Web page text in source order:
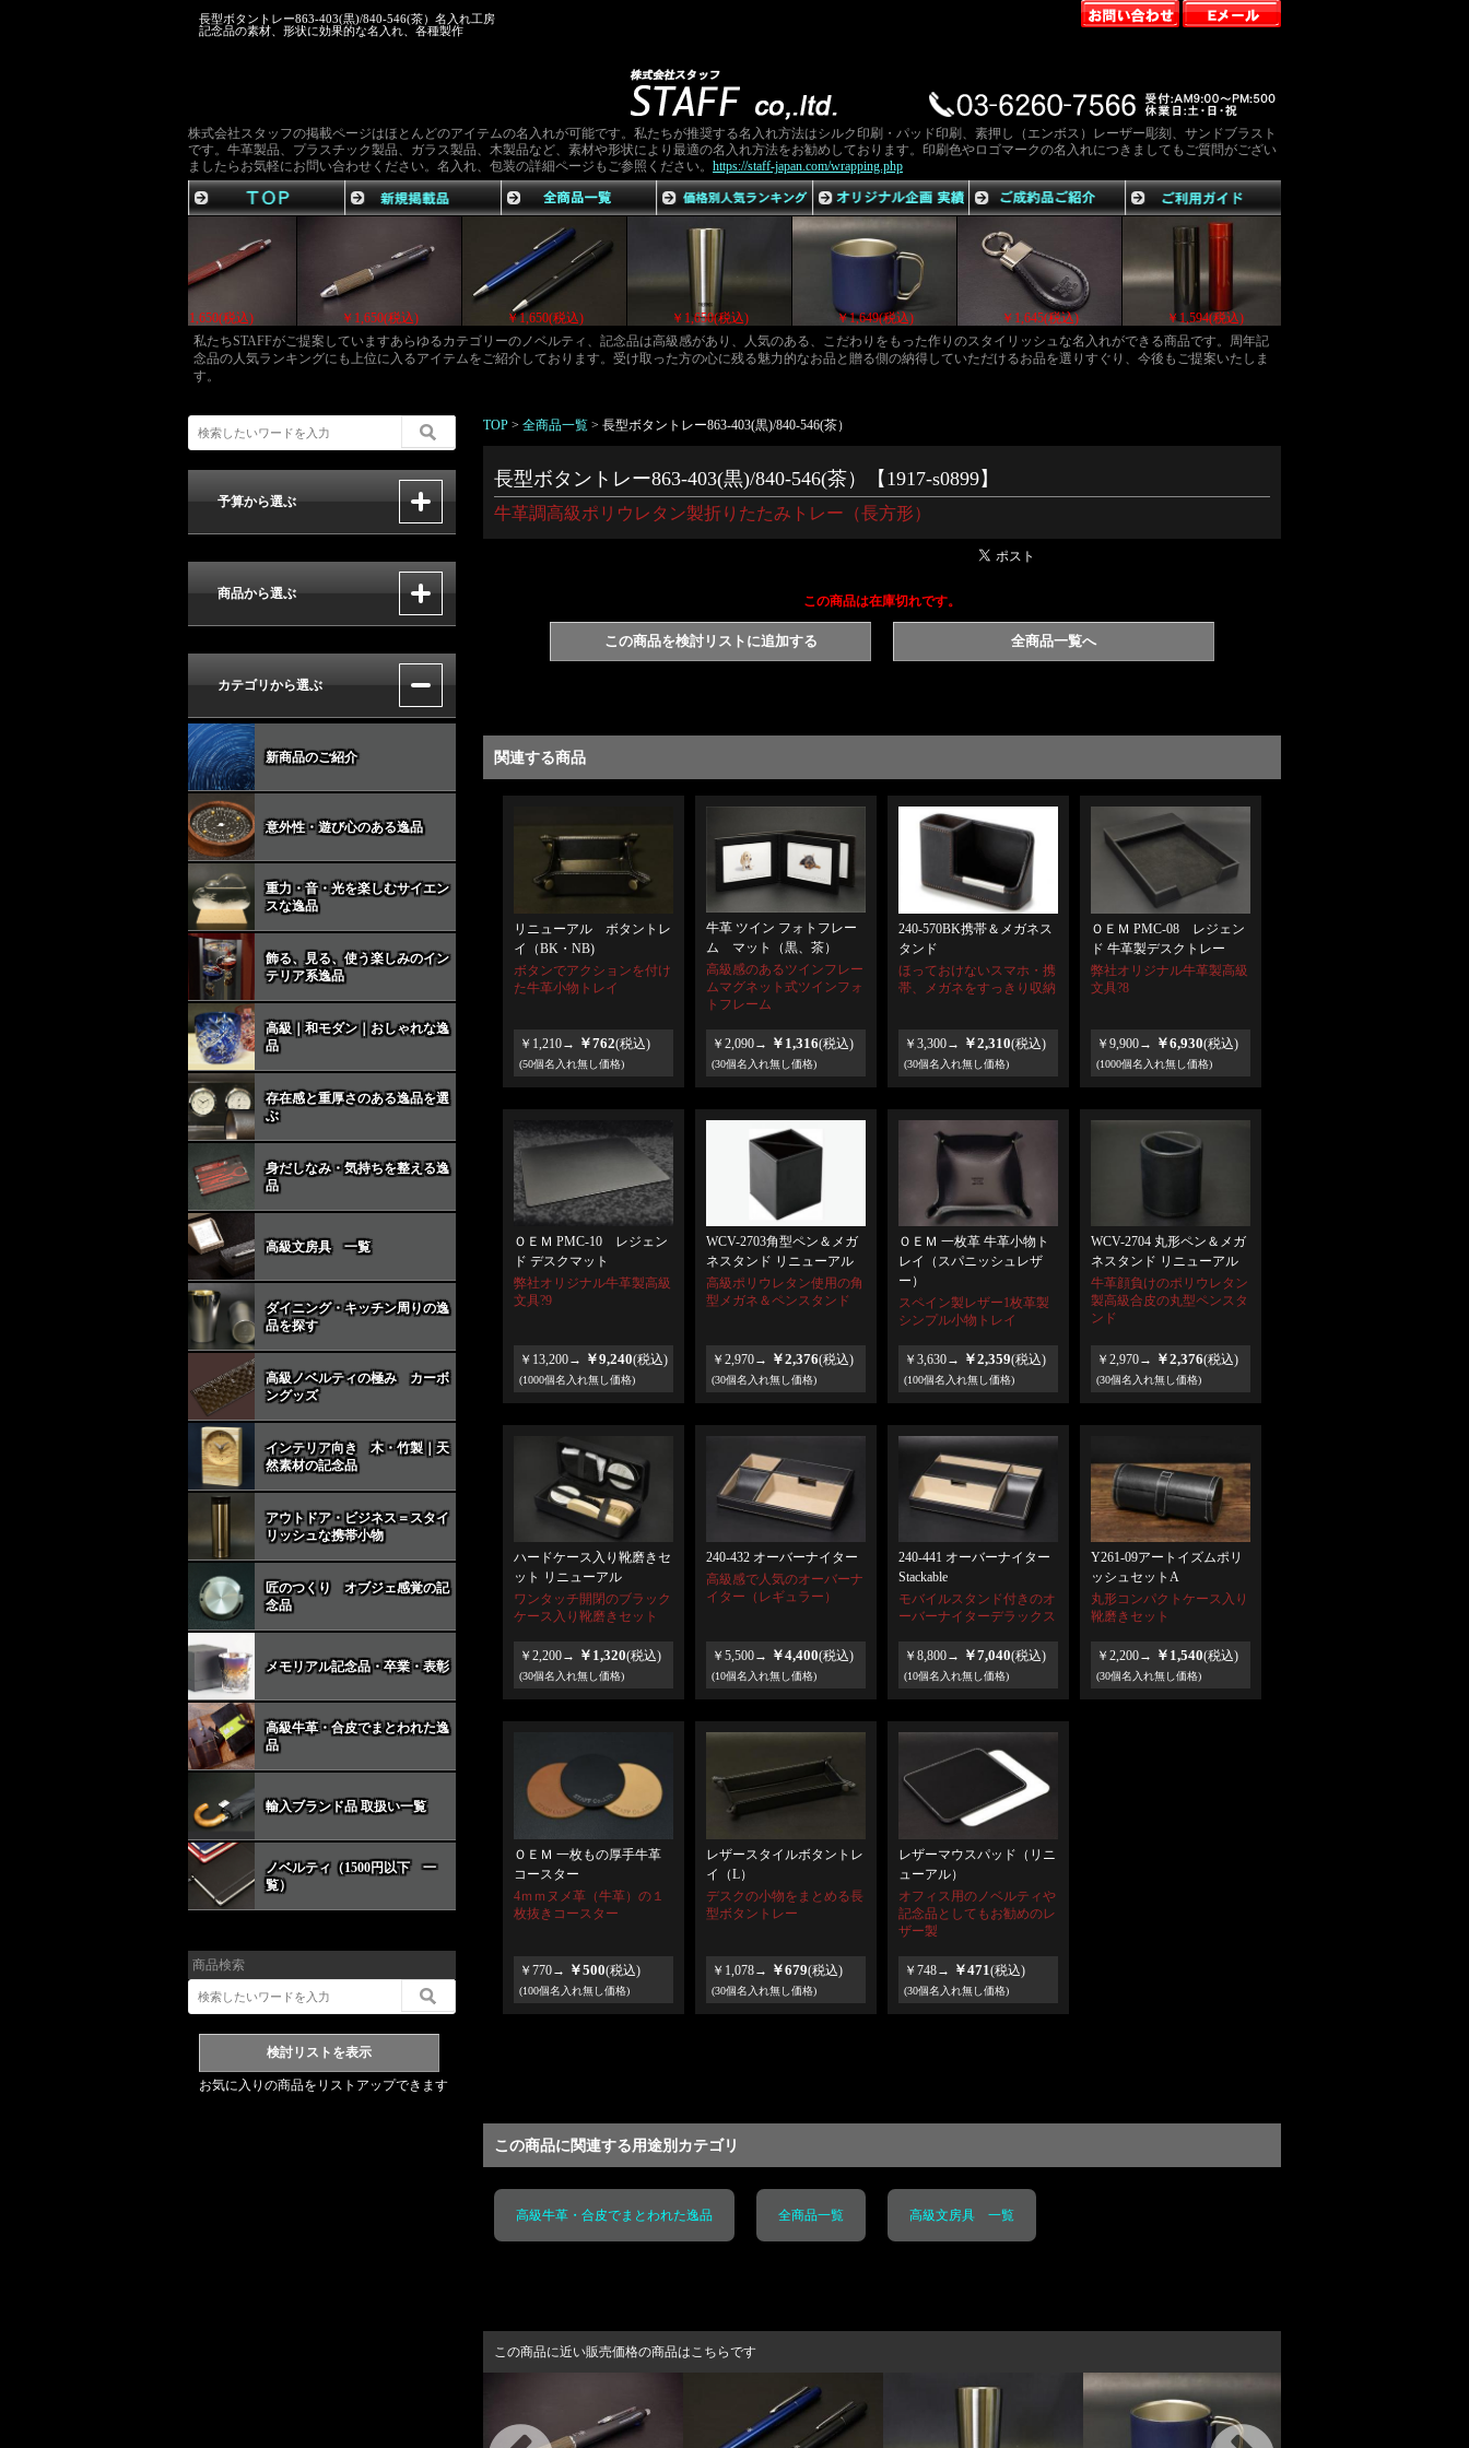
長型ボタントレー863-403(黒)/840-546(茶）名入れ工房
記念品の素材、形状に効果的な名入れ、各種製作
株式会社スタッフの掲載ページはほとんどのアイテムの名入れが可能です。私たちが推奨する名入れ方法はシルク印刷・パッド印刷、素押し（エンボス）レーザー彫刻、サンドブラスト
です。牛革製品、プラスチック製品、ガラス製品、木製品など、素材や形状により最適の名入れ方法をお勧めしております。印刷色やロゴマークの名入れにつきましてもご質問がござい
ましたらお気軽にお問い合わせください。名入れ、包装の詳細ページもご参照ください。 https://staff-japan.com/wrapping.php
￥1,672(税込) ￥1,650(税込) ￥1,650(税込) ￥1,650(税込) ￥1,650(税込) ￥1,649(税込) ￥1,645(税込)
私たちSTAFFがご提案していますあらゆるカテゴリーのノベルティ、記念品は高級感があり、人気のある、こだわりをもった作りのスタイリッシュな名入れができる商品です。周年記
念品の人気ランキングにも上位に入るアイテムをご紹介しております。受け取った方の心に残る魅力的なお品と贈る側の納得していただけるお品を選りすぐり、今後もご提案いたしま
す。
TOP > 全商品一覧 > 長型ボタントレー863-403(黒)/840-546(茶）
長型ボタントレー863-403(黒)/840-546(茶）【1917-s0899】
牛革調高級ポリウレタン製折りたたみトレー（長方形）
この商品は在庫切れです。
この商品を検討リストに追加する 全商品一覧へ
関連する商品
リニューアル ボタントレ
イ（BK・NB)
ボタンでアクションを付け
た牛革小物トレイ
￥1,210→ ￥762(税込)
(50個名入れ無し価格)
牛革 ツイン フォトフレー
ム マット（黒、茶）
高級感のあるツインフレー
ムマグネット式ツインフォ
トフレーム
￥2,090→ ￥1,316(税込)
(30個名入れ無し価格)
240-570BK携帯＆メガネス
タンド
ほっておけないスマホ・携
帯、メガネをすっきり収納
￥3,300→ ￥2,310(税込)
(30個名入れ無し価格)
ＯＥＭ PMC-08 レジェン
ド 牛革製デスクトレー
弊社オリジナル牛革製高級
文具?8
￥9,900→ ￥6,930(税込)
(1000個名入れ無し価格)
ＯＥＭ PMC-10 レジェン
ド デスクマット
弊社オリジナル牛革製高級
文具?9
￥13,200→ ￥9,240(税込)
(1000個名入れ無し価格)
WCV-2703角型ペン＆メガ
ネスタンド リニューアル
高級ポリウレタン使用の角
型メガネ＆ペンスタンド
￥2,970→ ￥2,376(税込)
(30個名入れ無し価格)
ＯＥＭ 一枚革 牛革小物ト
レイ（スパニッシュレザ
ー）
スペイン製レザー1枚革製
シンプル小物トレイ
￥3,630→ ￥2,359(税込)
(100個名入れ無し価格)
WCV-2704 丸形ペン＆メガ
ネスタンド リニューアル
牛革顔負けのポリウレタン
製高級合皮の丸型ペンスタ
ンド
￥2,970→ ￥2,376(税込)
(30個名入れ無し価格)
ハードケース入り靴磨きセ
ット リニューアル
ワンタッチ開閉のブラック
ケース入り靴磨きセット
￥2,200→ ￥1,320(税込)
(30個名入れ無し価格)
240-432 オーバーナイター
高級感で人気のオーバーナ
イター（レギュラー）
￥5,500→ ￥4,400(税込)
(10個名入れ無し価格)
240-441 オーバーナイター
Stackable
モバイルスタンド付きのオ
ーバーナイターデラックス
￥8,800→ ￥7,040(税込)
(10個名入れ無し価格)
Y261-09アートイズムポリ
ッシュセットA
丸形コンパクトケース入り
靴磨きセット
￥2,200→ ￥1,540(税込)
(30個名入れ無し価格)
ＯＥＭ 一枚もの厚手牛革
コースター
4ｍｍヌメ革（牛革）の１
枚抜きコースター
￥770→ ￥500(税込)
(100個名入れ無し価格)
レザースタイルボタントレ
イ（L）
デスクの小物をまとめる長
型ボタントレー
￥1,078→ ￥679(税込)
(30個名入れ無し価格)
レザーマウスパッド（リニ
ューアル）
オフィス用のノベルティや
記念品としてもお勧めのレ
ザー製
￥748→ ￥471(税込)
(30個名入れ無し価格)
この商品に関連する用途別カテゴリ
高級牛革・合皮でまとわれた逸品 全商品一覧 高級文房具 一覧
この商品に近い販売価格の商品はこちらです
予算から選ぶ
商品から選ぶ
カテゴリから選ぶ
新商品のご紹介
意外性・遊び心のある逸品
重力・音・光を楽しむサイエン
スな逸品
飾る、見る、使う楽しみのイン
テリア系逸品
高級｜和モダン｜おしゃれな逸
品
存在感と重厚さのある逸品を選
ぶ
身だしなみ・気持ちを整える逸
品
高級文房具 一覧
ダイニング・キッチン周りの逸
品を探す
高級ノベルティの極み カーボ
ングッズ
インテリア向き 木・竹製｜天
然素材の記念品
アウトドア・ビジネス＝スタイ
リッシュな携帯小物
匠のつくり オブジェ感覚の記
念品
メモリアル記念品・卒業・表彰
高級牛革・合皮でまとわれた逸
品
輸入ブランド品 取扱い一覧
ノベルティ（1500円以下 一
覧）
商品検索
お気に入りの商品をリストアップできます